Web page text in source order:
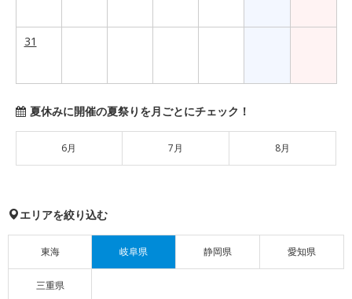
31
夏休みに開催の夏祭りを月ごとにチェック！
6月 7月 8月
エリアを絞り込む
東海 岐阜県 静岡県 愛知県
三重県